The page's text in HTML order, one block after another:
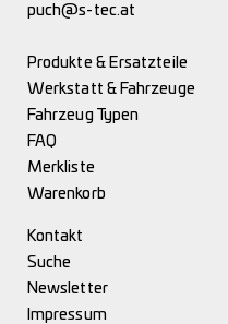
puch@s-tec.at
Produkte & Ersatzteile
Werkstatt & Fahrzeuge
Fahrzeug Typen
FAQ
Merkliste
Warenkorb
Kontakt
Suche
Newsletter
Impressum